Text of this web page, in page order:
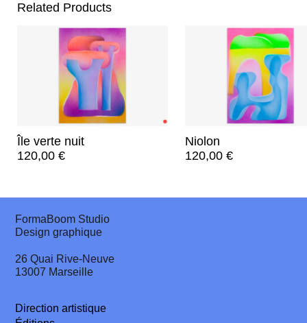
Related Products
Île verte nuit
120,00 €
Niolon
120,00 €
FormaBoom Studio
Design graphique
26 Quai Rive-Neuve
13007 Marseille
Direction artistique